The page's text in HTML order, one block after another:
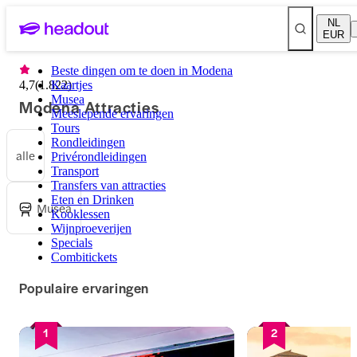
NL
EUR
Beste dingen om te doen in Modena
Kaartjes
Musea
Meeslepende ervaringen
Tours
Rondleidingen
Privérondleidingen
Transport
Transfers van attracties
Eten en Drinken
Kooklessen
Wijnproeverijen
Specials
Combitickets
4,7(1.822)
Modena Attracties
alle
Musea
Populaire ervaringen
1 2